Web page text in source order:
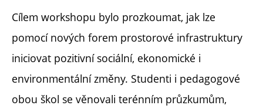
Cílem workshopu bylo prozkoumat, jak lze
pomocí nových forem prostorové infrastruktury
iniciovat pozitivní sociální, ekonomické i
environmentální změny. Studenti i pedagogové
obou škol se věnovali terénním průzkumům,